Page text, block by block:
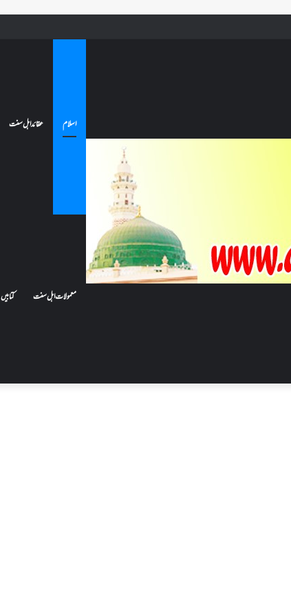
اس کا اعتکاف ٹوٹ جائے گا؟فنائے مسجد کسے کہتے ہیں ، اور کیا معتکف فنائے مسجد میں جا سکتا ہے؟
اسلام عقائد اہل سنت
معمولات اہل سنت کتابیں